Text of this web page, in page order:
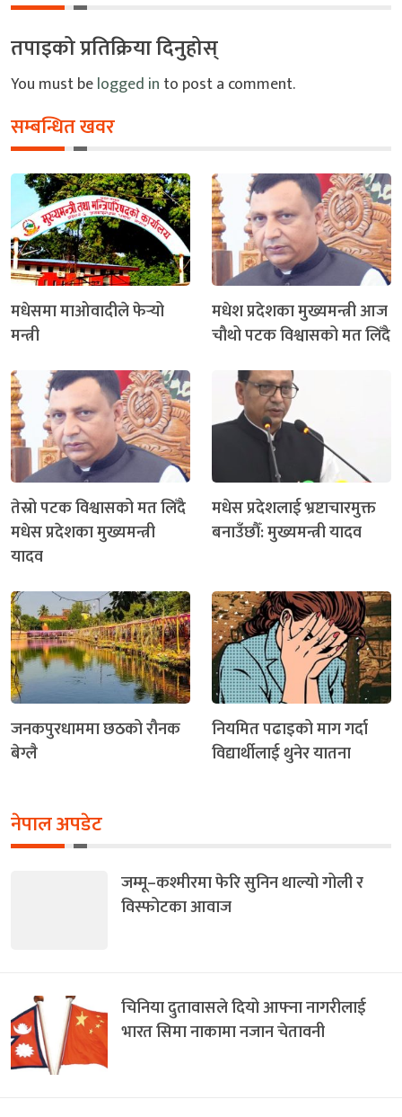
तपाइको प्रतिक्रिया दिनुहोस्
You must belogged in to post a comment.
सम्बन्धित खवर
मधेसमा माओवादीले फेर्‍यो
मन्त्री
मधेश प्रदेशका मुख्यमन्त्री आज
चौथो पटक विश्वासको मत लिँदै
तेस्रो पटक विश्वासको मत लिँदै
मधेस प्रदेशका मुख्यमन्त्री
यादव
मधेस प्रदेशलाई भ्रष्टाचारमुक्त
बनाउँछौँ: मुख्यमन्त्री यादव
जनकपुरधाममा छठको रौनक
बेग्लै
नियमित पढाइको माग गर्दा
विद्यार्थीलाई थुनेर यातना
नेपाल अपडेट
जम्मू–कश्मीरमा फेरि सुनिन थाल्यो गोली र
विस्फोटका आवाज
चिनिया दुतावासले दियो आफ्ना नागरीलाई
भारत सिमा नाकामा नजान चेतावनी